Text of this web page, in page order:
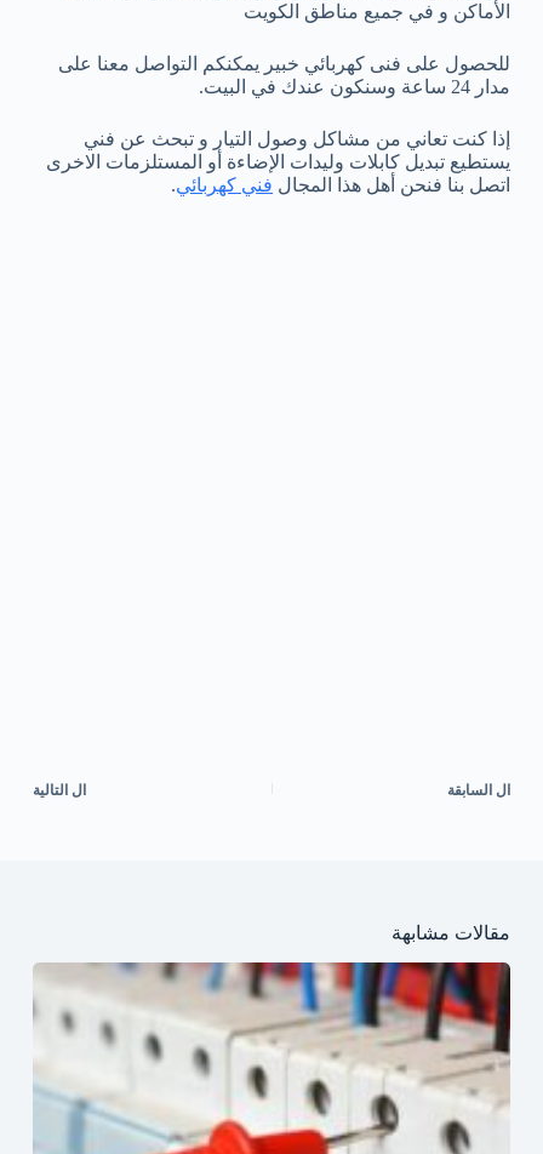
الأماكن و في جميع مناطق الكويت
للحصول على فنى كهربائي خبير يمكنكم التواصل معنا على
مدار 24 ساعة وسنكون عندك في البيت.
إذا كنت تعاني من مشاكل وصول التيار و تبحث عن فني
يستطيع تبديل كابلات وليدات الإضاءة أو المستلزمات الاخرى
اتصل بنا فنحن أهل هذا المجال فني كهربائي.
ال السابقة ال التالية
مقالات مشابهة